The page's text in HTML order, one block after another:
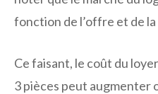
fonction de l’offre et de la
Ce faisant, le coût du
3 pièces peut augmenter